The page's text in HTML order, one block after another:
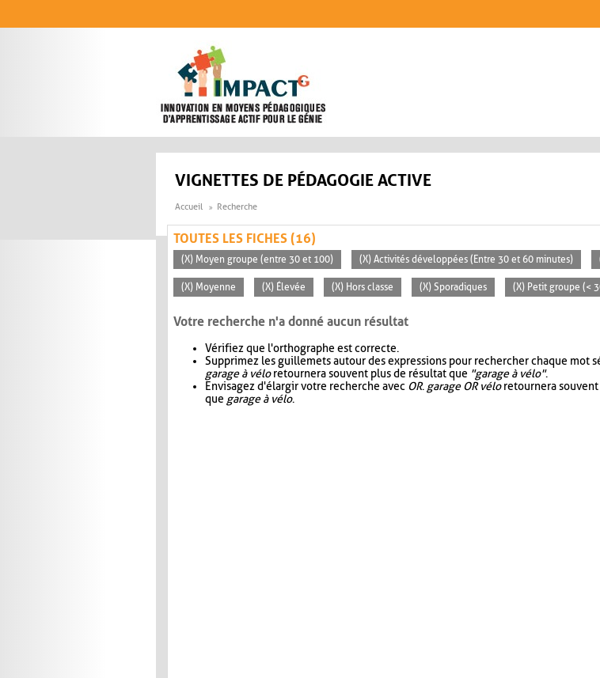
VIGNETTES DE PÉDAGOGIE ACTIVE
Accueil Recherche
TOUTES LES FICHES (16)
(X) Moyen groupe (entre 30 et 100) (X) Activités développées (Entre 30 et 60 minutes)
(X) Moyenne (X) Élevée (X) Hors classe (X) Sporadiques (X) Petit groupe (<
Votre recherche n'a donné aucun résultat
Vérifiez que l'orthographe est correcte.
Supprimez les guillemets autour des expressions pour rechercher chaque mot
garage à véloretournera souvent plus de résultat que "garage à vélo".
Envisagez d'élargir votre recherche avec OR. garage OR véloretournera
que garage à vélo.